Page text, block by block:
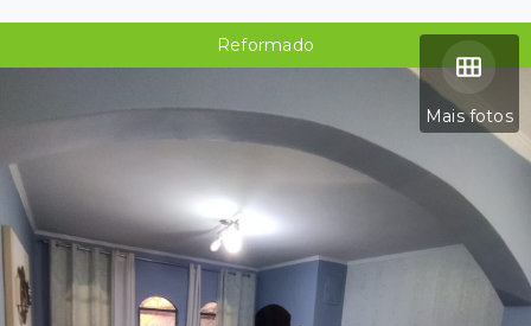
Mais fotos
Reformado